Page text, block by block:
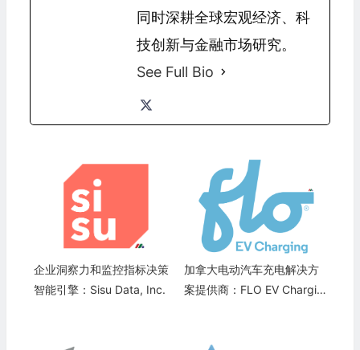
同时深耕全球宏观经济、科
技创新与金融市场研究。
See Full Bio
企业洞察力和监控指标决策
智能引擎：Sisu Data, Inc.
加拿大电动汽车充电解决方
案提供商：FLO EV Chargin